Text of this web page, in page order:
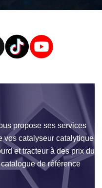
propose ses services
vos catalyseur catalytique
et tracteur à des prix du
de référence